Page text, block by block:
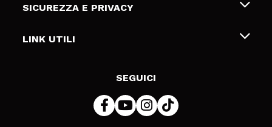
Gift Cards
Spedizioni & Resi
Metodi di pagamamento
SICUREZZA E PRIVACY
Termini e condizioni
LINK UTILI
SEGUICI